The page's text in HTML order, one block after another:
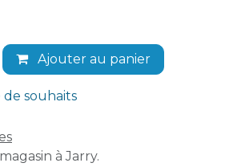
Ajouter au panier
souhaits
à Jarry.